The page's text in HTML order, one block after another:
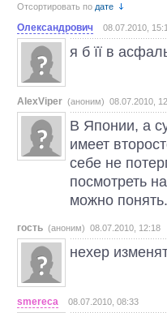
Отсортировать по дате
Олександрович 08.07.2010,
я б її в
AlexViper (аноним) 08.07.2010,
В Японии, а
имеет
себе не
посмотреть
можно
гость (аноним) 08.07.2010, 12:18
нехер
smereca 08.07.2010, 08:33